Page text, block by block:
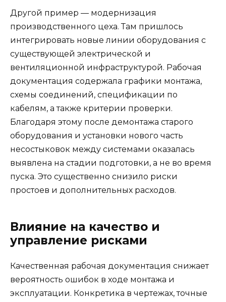
Другой пример — модернизация
производственного цеха. Там пришлось
интегрировать новые линии оборудования с
существующей электрической и
вентиляционной инфраструктурой. Рабочая
документация содержала графики монтажа,
схемы соединений, спецификации по
кабелям, а также критерии проверки.
Благодаря этому после демонтажа старого
оборудования и установки нового часть
несостыковок между системами оказалась
выявлена на стадии подготовки, а не во время
пуска. Это существенно снизило риски
простоев и дополнительных расходов.
Влияние на качество и
управление рисками
Качественная рабочая документация снижает
вероятность ошибок в ходе монтажа и
эксплуатации. Конкретика в чертежах, точные